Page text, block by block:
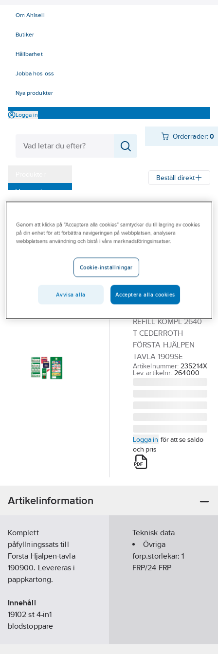
Om Ahlsell
Butiker
Hållbarhet
Jobba hos oss
Nya produkter
Logga in
Orderrader:0
Varumärken
Outlet
Branscher
Beställ direkt
CEDERROTH
26400 Första
Hjälpen tavla
1909
REFILL KOMPL 2640
T CEDERROTH
FÖRSTA HJÄLPEN
TAVLA 1909SE
Artikelnummer: 235214X
Lev. artikelnr: 264000
Logga in för att se saldo
och pris
Artikelinformation
Komplett
påfyllningssats till
Första Hjälpen-tavla
190900. Levereras i
pappkartong.
Innehåll
19102 st 4-in1
blodstoppare
Teknisk data
Övriga
förp.storlekar:1
FRP/24 FRP
Genom att klicka på "Acceptera alla cookies" samtycker du till lagring av cookies
på din enhet för att förbättra navigeringen på webbplatsen, analysera
webbplatsens användning och bistå i våra marknadsföringsinsatser.
Cookie-inställningar
Avvisa alla Acceptera alla cookies